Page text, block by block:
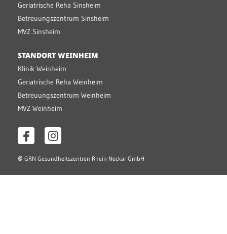
Geriatrische Reha Sinsheim
Betreuungszentrum Sinsheim
MVZ Sinsheim
STANDORT WEINHEIM
Klinik Weinheim
Geriatrische Reha Weinheim
Betreuungszentrum Weinheim
MVZ Weinheim
© GRN Gesundheitszentren Rhein-Neckar GmbH